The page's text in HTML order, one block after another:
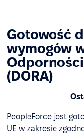
Gotowość
wymogów
(DORA)
PeopleForce jest
UE w zakresie